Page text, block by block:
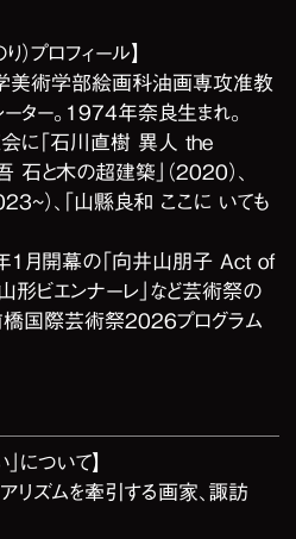
）プロフィール】
美術学部絵画科油画専攻准教
ター。1974年奈良生まれ。
会に「石川直樹 異人 the
石と木の超建築」（2020）、
）、「山縣良和 ここに いても
1月開幕の「向井山朋子 Act of
山形ビエンナーレ」など芸術祭の
橋国際芸術祭2026プログラム
について】
リズムを牽引する画家、諏訪